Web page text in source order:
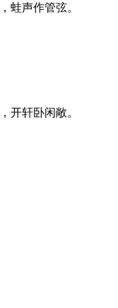
蛙声作管弦。
开轩卧闲敞。